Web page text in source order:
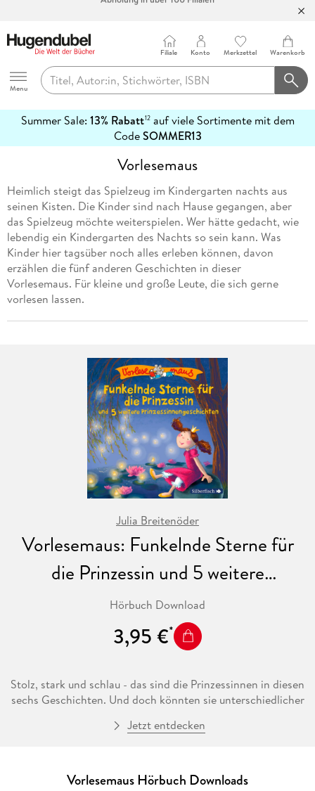
100 Tage Rückgaberecht***
Abholung in über 100 Filialen
Hugendubel
Menu
Filiale Konto Merkzettel Warenkorb
Summer Sale: 13% Rabatt12auf viele Sortimente mit dem
CodeSOMMER13
erfahren
Vorlesemaus
Heimlich steigt das Spielzeug im Kindergarten nachts aus
seinen Kisten. Die Kinder sind nach Hause gegangen, aber
das Spielzeug möchte weiterspielen. Wer hätte gedacht, wie
lebendig ein Kindergarten des Nachts so sein kann. Was
Kinder hier tagsüber noch alles erleben können, davon
erzählen die fünf anderen Geschichten in dieser
Vorlesemaus. Für kleine und große Leute, die sich gerne
vorlesen lassen.
Julia Breitenöder
Vorlesemaus: Funkelnde Sterne für
die Prinzessin und 5 weitere
Prinzessinnengeschichten
Hörbuch Download
3,95 €
Stolz, stark und schlau - das sind die Prinzessinnen in diesen
sechs Geschichten. Und doch könnten sie unterschiedlicher
Schlossteich den Froschprinzen suchen, und Prinzessin
Jetzt entdecken
Vorlesemaus Hörbuch Downloads